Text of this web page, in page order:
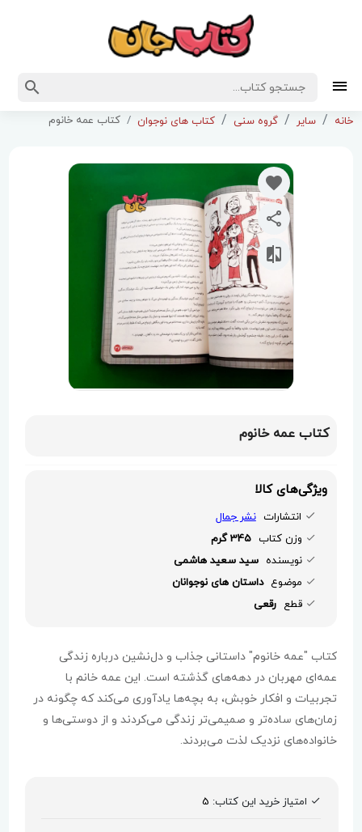
خانه سایر گروه سنی کتاب های نوجوان کتاب عمه خانوم
کتاب عمه خانوم
ویژگی‌های کالا
انتشارات نشر جمال
وزن کتاب 345 گرم
نویسنده سید سعید هاشمی
موضوع داستان های نوجوانان
قطع رقعی
کتاب "عمه خانوم" داستانی جذاب و دل‌نشین درباره زندگی
عمه‌ای مهربان در دهه‌های گذشته است. این عمه خانم با
تجربیات و افکار خوبش، به بچه‌ها یادآوری می‌کند که چگونه در
زمان‌های ساده‌تر و صمیمی‌تر زندگی می‌کردند و از دوستی‌ها و
خانواده‌های نزدیک لذت می‌بردند.
امتیاز خرید این کتاب: 5